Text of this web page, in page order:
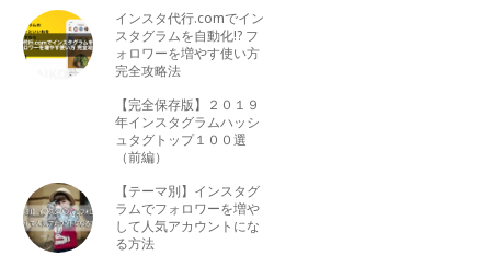
インスタ代行.comでイン
スタグラムを自動化!? フ
ォロワーを増やす使い方
完全攻略法
【完全保存版】２０１９
年インスタグラムハッシ
ュタグトップ１００選
（前編）
【テーマ別】インスタグ
ラムでフォロワーを増や
して人気アカウントにな
る方法